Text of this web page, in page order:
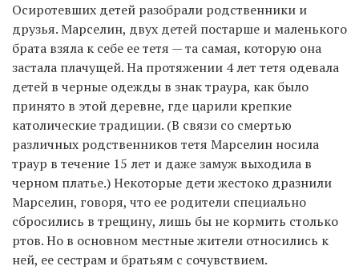
Осиротевших детей разобрали родственники и
друзья. Марселин, двух детей постарше и маленького
брата взяла к себе ее тетя — та самая, которую она
застала плачущей. На протяжении 4 лет тетя одевала
детей в черные одежды в знак траура, как было
принято в этой деревне, где царили крепкие
католические традиции. (В связи со смертью
различных родственников тетя Марселин носила
траур в течение 15 лет и даже замуж выходила в
черном платье.) Некоторые дети жестоко дразнили
Марселин, говоря, что ее родители специально
сбросились в трещину, лишь бы не кормить столько
ртов. Но в основном местные жители относились к
ней, ее сестрам и братьям с сочувствием.